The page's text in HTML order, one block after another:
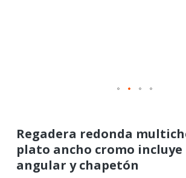
Regadera redonda
plato ancho cromo incluye
angular y chapetón